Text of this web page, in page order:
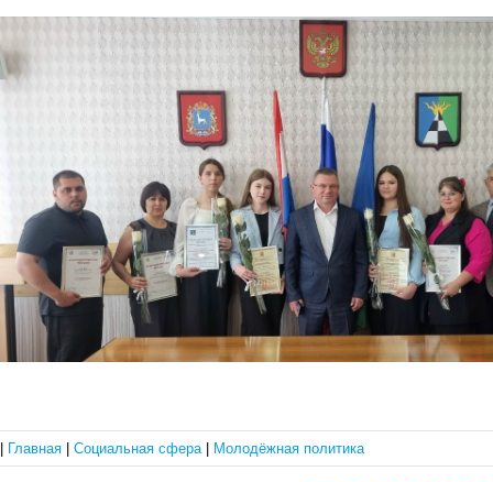
Главная Социальная сфера Молодёжная политика